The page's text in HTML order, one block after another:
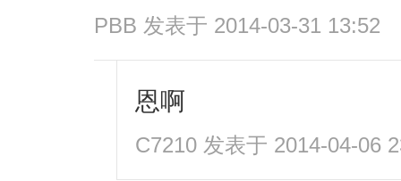
PBB 发表于 2014-03-31 13:52
恩啊
C7210 发表于 2014-04-06